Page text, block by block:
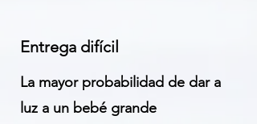
Entrega difícil
La mayor probabilidad de dar a
luz a un bebé grande